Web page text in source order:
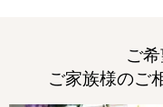
ご
ご家族様のご